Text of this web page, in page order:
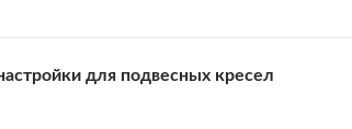
для подвесных кресел